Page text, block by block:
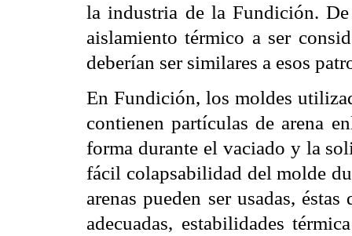
la industria de la Fundición. De
aislamiento térmico a ser
deberían ser similares a esos
En Fundición, los moldes
contienen partículas de arena
forma durante el vaciado y la
fácil colapsabilidad del molde
arenas pueden ser usadas,
adecuadas, estabilidades